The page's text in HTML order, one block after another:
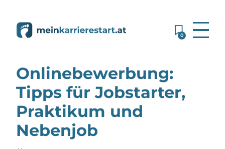
0
Onlinebewerbung:
Tipps für Jobstarter,
Praktikum und
Nebenjob